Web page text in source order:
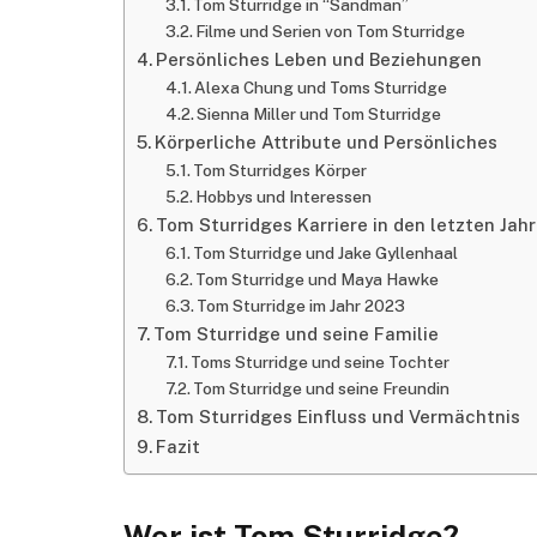
Tom Sturridge in “Sandman”
Filme und Serien von Tom Sturridge
Persönliches Leben und Beziehungen
Alexa Chung und Toms Sturridge
Sienna Miller und Tom Sturridge
Körperliche Attribute und Persönliches
Tom Sturridges Körper
Hobbys und Interessen
Tom Sturridges Karriere in den letzten
Tom Sturridge und Jake Gyllenhaal
Tom Sturridge und Maya Hawke
Tom Sturridge im Jahr 2023
Tom Sturridge und seine Familie
Toms Sturridge und seine Tochter
Tom Sturridge und seine Freundin
Tom Sturridges Einfluss und Vermächtnis
Fazit